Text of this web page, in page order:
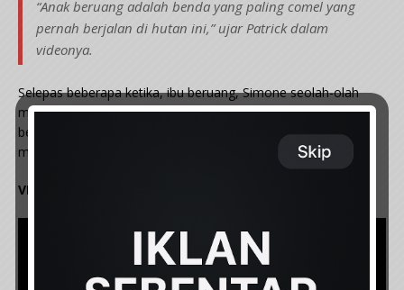
“Anak beruang adalah benda yang paling comel yang
pernah berjalan di hutan ini,” ujar Patrick dalam
videonya.
Selepas beberapa ketika, ibu beruang, Simone seolah-olah
memberi isyarat bahawa sudah masanya untuk mereka
beredar dan akhirnya ibu beruang dan anak-anaknya pun
menghilangkan diri masuk kedalam hutan.
VIDEO: